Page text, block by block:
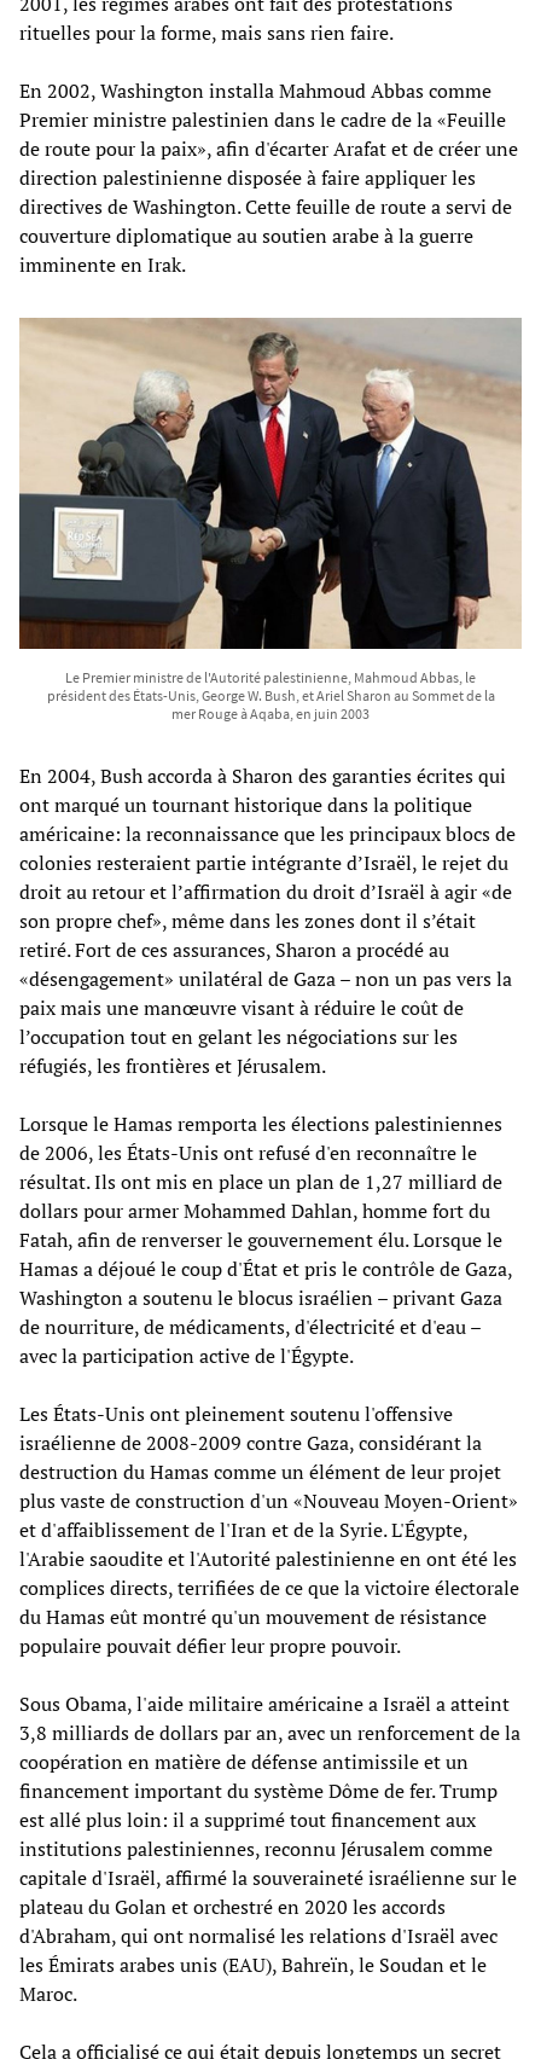
rituelles pour la forme, mais sans rien faire.
En 2002, Washington installa Mahmoud Abbas comme
Premier ministre palestinien dans le cadre de la «Feuille
de route pour la paix», afin d'écarter Arafat et de créer une
direction palestinienne disposée à faire appliquer les
directives de Washington. Cette feuille de route a servi de
couverture diplomatique au soutien arabe à la guerre
imminente en Irak.
Le Premier ministre de l'Autorité palestinienne, Mahmoud Abbas, le
président des États-Unis, George W. Bush, et Ariel Sharon au Sommet de la
mer Rouge à Aqaba, en juin 2003
En 2004, Bush accorda à Sharon des garanties écrites qui
ont marqué un tournant historique dans la politique
américaine: la reconnaissance que les principaux blocs de
colonies resteraient partie intégrante d’Israël, le rejet du
droit au retour et l’affirmation du droit d’Israël à agir «de
son propre chef», même dans les zones dont il s’était
retiré. Fort de ces assurances, Sharon a procédé au
«désengagement» unilatéral de Gaza – non un pas vers la
paix mais une manœuvre visant à réduire le coût de
l’occupation tout en gelant les négociations sur les
réfugiés, les frontières et Jérusalem.
Lorsque le Hamas remporta les élections palestiniennes
de 2006, les États-Unis ont refusé d'en reconnaître le
résultat. Ils ont mis en place un plan de 1,27 milliard de
dollars pour armer Mohammed Dahlan, homme fort du
Fatah, afin de renverser le gouvernement élu. Lorsque le
Hamas a déjoué le coup d'État et pris le contrôle de Gaza,
Washington a soutenu le blocus israélien – privant Gaza
de nourriture, de médicaments, d'électricité et d'eau –
avec la participation active de l'Égypte.
Les États-Unis ont pleinement soutenu l'offensive
israélienne de 2008-2009 contre Gaza, considérant la
destruction du Hamas comme un élément de leur projet
plus vaste de construction d'un «Nouveau Moyen-Orient»
et d'affaiblissement de l'Iran et de la Syrie. L'Égypte,
l'Arabie saoudite et l'Autorité palestinienne en ont été les
complices directs, terrifiées de ce que la victoire électorale
du Hamas eût montré qu'un mouvement de résistance
populaire pouvait défier leur propre pouvoir.
Sous Obama, l'aide militaire américaine a Israël a atteint
3,8 milliards de dollars par an, avec un renforcement de la
coopération en matière de défense antimissile et un
financement important du système Dôme de fer. Trump
est allé plus loin: il a supprimé tout financement aux
institutions palestiniennes, reconnu Jérusalem comme
capitale d'Israël, affirmé la souveraineté israélienne sur le
plateau du Golan et orchestré en 2020 les accords
d'Abraham, qui ont normalisé les relations d'Israël avec
les Émirats arabes unis (EAU), Bahreïn, le Soudan et le
Maroc.
Cela a officialisé ce qui était depuis longtemps un secret